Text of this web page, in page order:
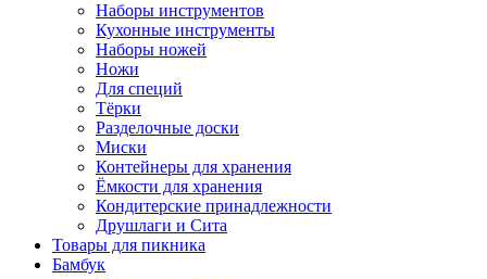
Наборы инструментов
Кухонные инструменты
Наборы ножей
Ножи
Для специй
Тёрки
Разделочные доски
Миски
Контейнеры для хранения
Ёмкости для хранения
Кондитерские принадлежности
Друшлаги и Сита
Товары для пикника
Бамбук